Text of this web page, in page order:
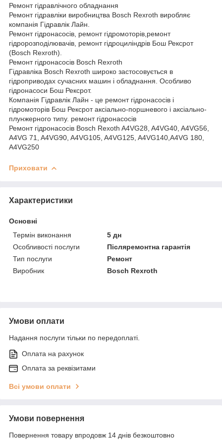
Ремонт гідравлічного обладнання
Ремонт гідравліки виробництва Bosch Rexroth виробляє
компанія Гідравлік Лайн.
Ремонт гідронасосів, ремонт гідромоторів,ремонт
гідророзподілювачів, ремонт гідроциліндрів Бош Рексрот
(Bosch Rexroth).
Ремонт гідронасосів Bosch Rexroth
Гідравліка Bosch Rexroth широко застосовується в
гідроприводах сучасних машин і обладнання. Особливо
гідронасоси Бош Рексрот.
Компанія Гідравлік Лайн - це ремонт гідронасосів і
гідромоторів Бош Рексрот аксіально-поршневого і аксіально-
плунжерного типу. ремонт гідронасосів
Ремонт гідронасосів Bosch Rexoth A4VG28, A4VG40, A4VG56,
A4VG 71, A4VG90, A4VG105, A4VG125, A4VG140,A4VG 180,
A4VG250
Приховати
Характеристики
Основні
Термін виконання
5 дн
Особливості послуги
Післяремонтна гарантія
Тип послуги
Ремонт
Виробник
Bosch Rexroth
Умови оплати
Надання послуги тільки по передоплаті.
Оплата на рахунок
Оплата за реквізитами
Всі умови оплати
Умови повернення
Повернення товару впродовж 14 днів безкоштовно